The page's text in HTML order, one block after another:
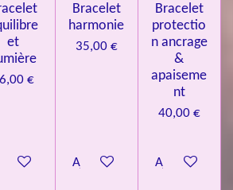
et
€
au panier
Bracelet
harmonie
35,00 €
Ajouter au panier
Bracelet
protectio
n ancrage
&
apaiseme
nt
40,00 €
Ajouter au